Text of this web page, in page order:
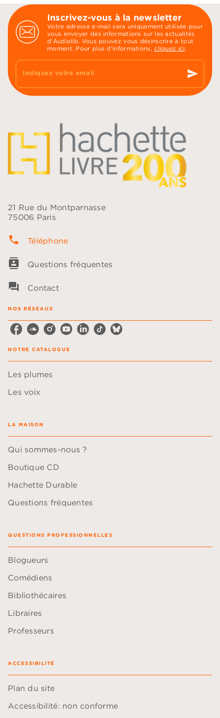
Inscrivez-vous à la newsletter
Votre adresse e-mail sera uniquement utilisée pour
vous envoyer des informations sur les actualités
d'Audiolib. Vous pouvez vous désinscrire à tout
moment. Pour plus d’informations,cliquez ici .
Indiquez votre email send
21 Rue du Montparnasse
75006 Paris
phone Téléphone
contacts Questions fréquentes
question_answer Contact
NOS RÉSEAUX
NOTRE CATALOGUE
Les plumes
Les voix
LA MAISON
Qui sommes-nous ?
Boutique CD
Hachette Durable
Questions fréquentes
QUESTIONS PROFESSIONNELLES
Blogueurs
Comédiens
Bibliothécaires
Libraires
Professeurs
ACCESSIBILITÉ
Plan du site
Accessibilité: non conforme